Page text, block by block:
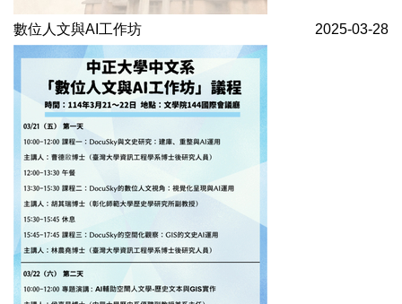
數位人文與AI工作坊 2025-03-28